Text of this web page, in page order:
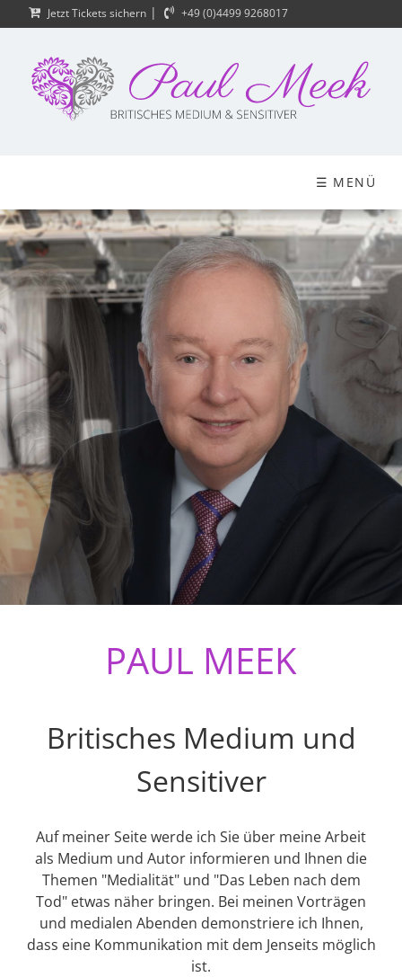
Jetzt Tickets sichern | +49 (0)4499 9268017
☰ MENÜ
PAUL MEEK
Britisches Medium und
Sensitiver
Auf meiner Seite werde ich Sie über meine Arbeit
als Medium und Autor informieren und Ihnen die
Themen "Medialität" und "Das Leben nach dem
Tod" etwas näher bringen. Bei meinen Vorträgen
und medialen Abenden demonstriere ich Ihnen,
dass eine Kommunikation mit dem Jenseits möglich
ist.